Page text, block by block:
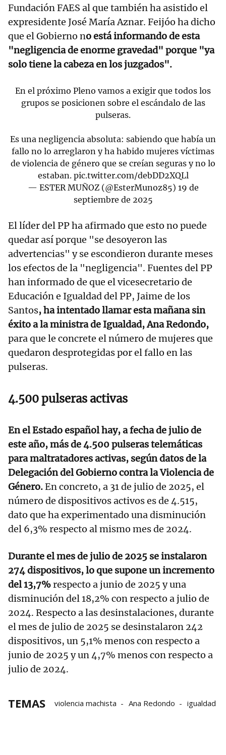
Fundación FAES al que también ha asistido el
expresidente José María Aznar. Feijóo ha dicho
que el Gobierno no está informando de esta
"negligencia de enorme gravedad" porque "ya
solo tiene la cabeza en los juzgados".
En el próximo Pleno vamos a exigir que todos los
grupos se posicionen sobre el escándalo de las
pulseras.
Es una negligencia absoluta: sabiendo que había un
fallo no lo arreglaron y ha habido mujeres víctimas
de violencia de género que se creían seguras y no lo
estaban. pic.twitter.com/debDD2XQLl
— ESTER MUÑOZ (@EsterMunoz85) 19 de
septiembre de 2025
El líder del PP ha afirmado que esto no puede
quedar así porque "se desoyeron las
advertencias" y se escondieron durante meses
los efectos de la "negligencia". Fuentes del PP
han informado de que el vicesecretario de
Educación e Igualdad del PP, Jaime de los
Santos, ha intentado llamar esta mañana sin
éxito a la ministra de Igualdad, Ana Redondo,
para que le concrete el número de mujeres que
quedaron desprotegidas por el fallo en las
pulseras.
4.500 pulseras activas
En el Estado español hay, a fecha de julio de
este año, más de 4.500 pulseras telemáticas
para maltratadores activas, según datos de la
Delegación del Gobierno contra la Violencia de
Género.En concreto, a 31 de julio de 2025, el
número de dispositivos activos es de 4.515,
dato que ha experimentado una disminución
del 6,3% respecto al mismo mes de 2024.
Durante el mes de julio de 2025 se instalaron
274 dispositivos, lo que supone un incremento
del 13,7%respecto a junio de 2025 y una
disminución del 18,2% con respecto a julio de
2024. Respecto a las desinstalaciones, durante
el mes de julio de 2025 se desinstalaron 242
dispositivos, un 5,1% menos con respecto a
junio de 2025 y un 4,7% menos con respecto a
julio de 2024.
TEMAS violencia machista Ana Redondo igualdad